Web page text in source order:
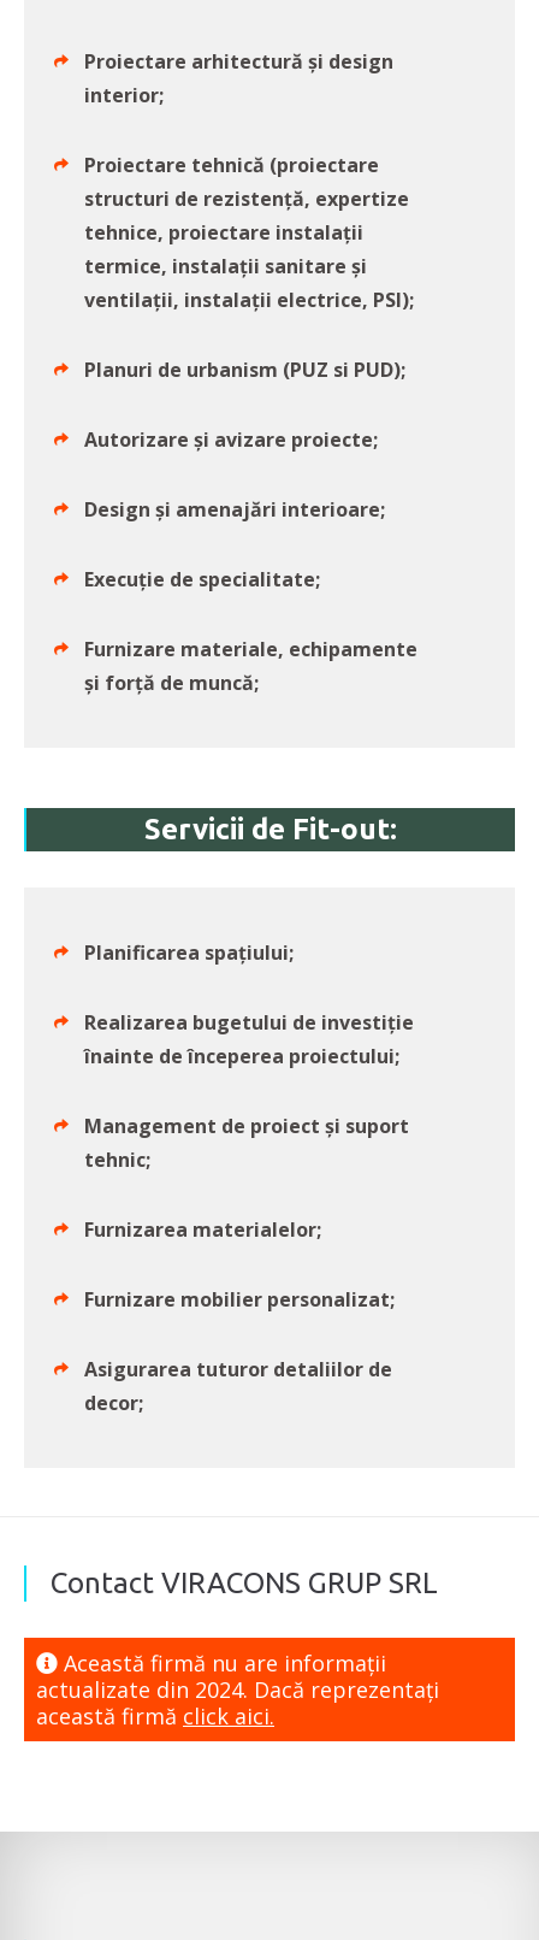
Proiectare arhitectură și design
interior;
Proiectare tehnică (proiectare
structuri de rezistență, expertize
tehnice, proiectare instalații
termice, instalații sanitare și
ventilații, instalații electrice, PSI);
Planuri de urbanism (PUZ si PUD);
Autorizare și avizare proiecte;
Design și amenajări interioare;
Execuție de specialitate;
Furnizare materiale, echipamente
și forță de muncă;
Servicii de Fit-out:
Planificarea spațiului;
Realizarea bugetului de investiție
înainte de începerea proiectului;
Management de proiect și suport
tehnic;
Furnizarea materialelor;
Furnizare mobilier personalizat;
Asigurarea tuturor detaliilor de
decor;
Contact VIRACONS GRUP SRL
Această firmă nu are informaţii
actualizate din 2024. Dacă reprezentaţi
această firmă click aici.